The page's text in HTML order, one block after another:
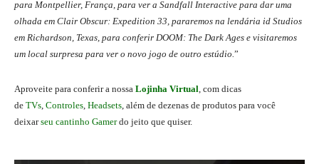
para Montpellier, França, para ver a Sandfall Interactive para dar uma
olhada em Clair Obscur: Expedition 33, pararemos na lendária id Studios
em Richardson, Texas, para conferir DOOM: The Dark Ages e visitaremos
um local surpresa para ver o novo jogo de outro estúdio.”
Aproveite para conferir a nossa Lojinha Virtual, com dicas
de TVs, Controles, Headsets, além de dezenas de produtos para você
deixarseu cantinho Gamerdo jeito que quiser.